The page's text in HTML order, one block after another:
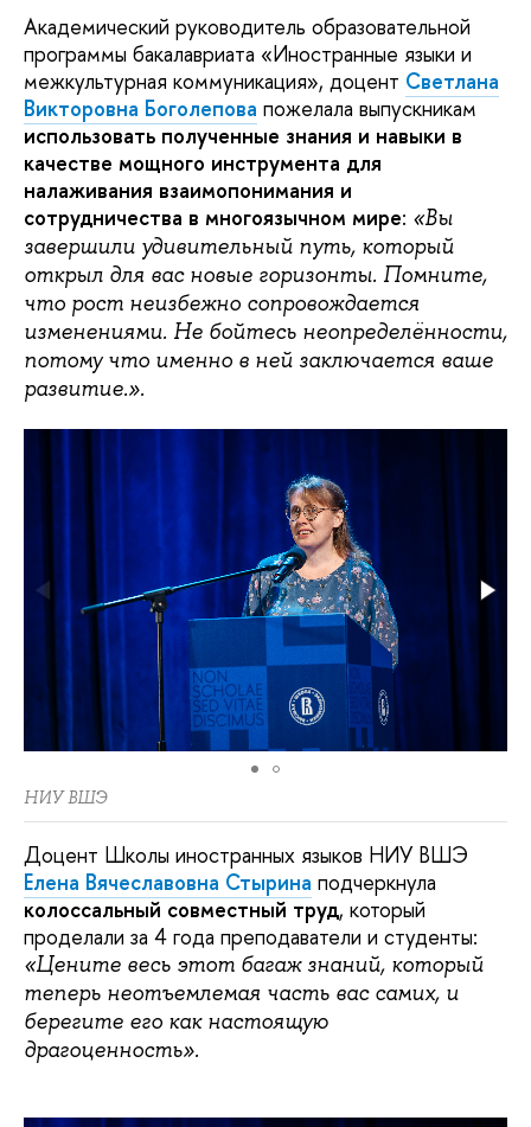
Академический руководитель образовательной
программы бакалавриата «Иностранные языки и
межкультурная коммуникация», доцент Светлана
Викторовна Боголепова пожелала выпускникам
использовать полученные знания и навыки в
качестве мощного инструмента для
налаживания взаимопонимания и
сотрудничества в многоязычном мире: «Вы
завершили удивительный путь, который
открыл для вас новые горизонты. Помните,
что рост неизбежно сопровождается
изменениями. Не бойтесь неопределённости,
потому что именно в ней заключается ваше
развитие.».
НИУ ВШЭ
Доцент Школы иностранных языков НИУ ВШЭ
Елена Вячеславовна Стырина подчеркнула
колоссальный совместный труд, который
проделали за 4 года преподаватели и студенты:
«Цените весь этот багаж знаний, который
теперь неотъемлемая часть вас самих, и
берегите его как настоящую
драгоценность».